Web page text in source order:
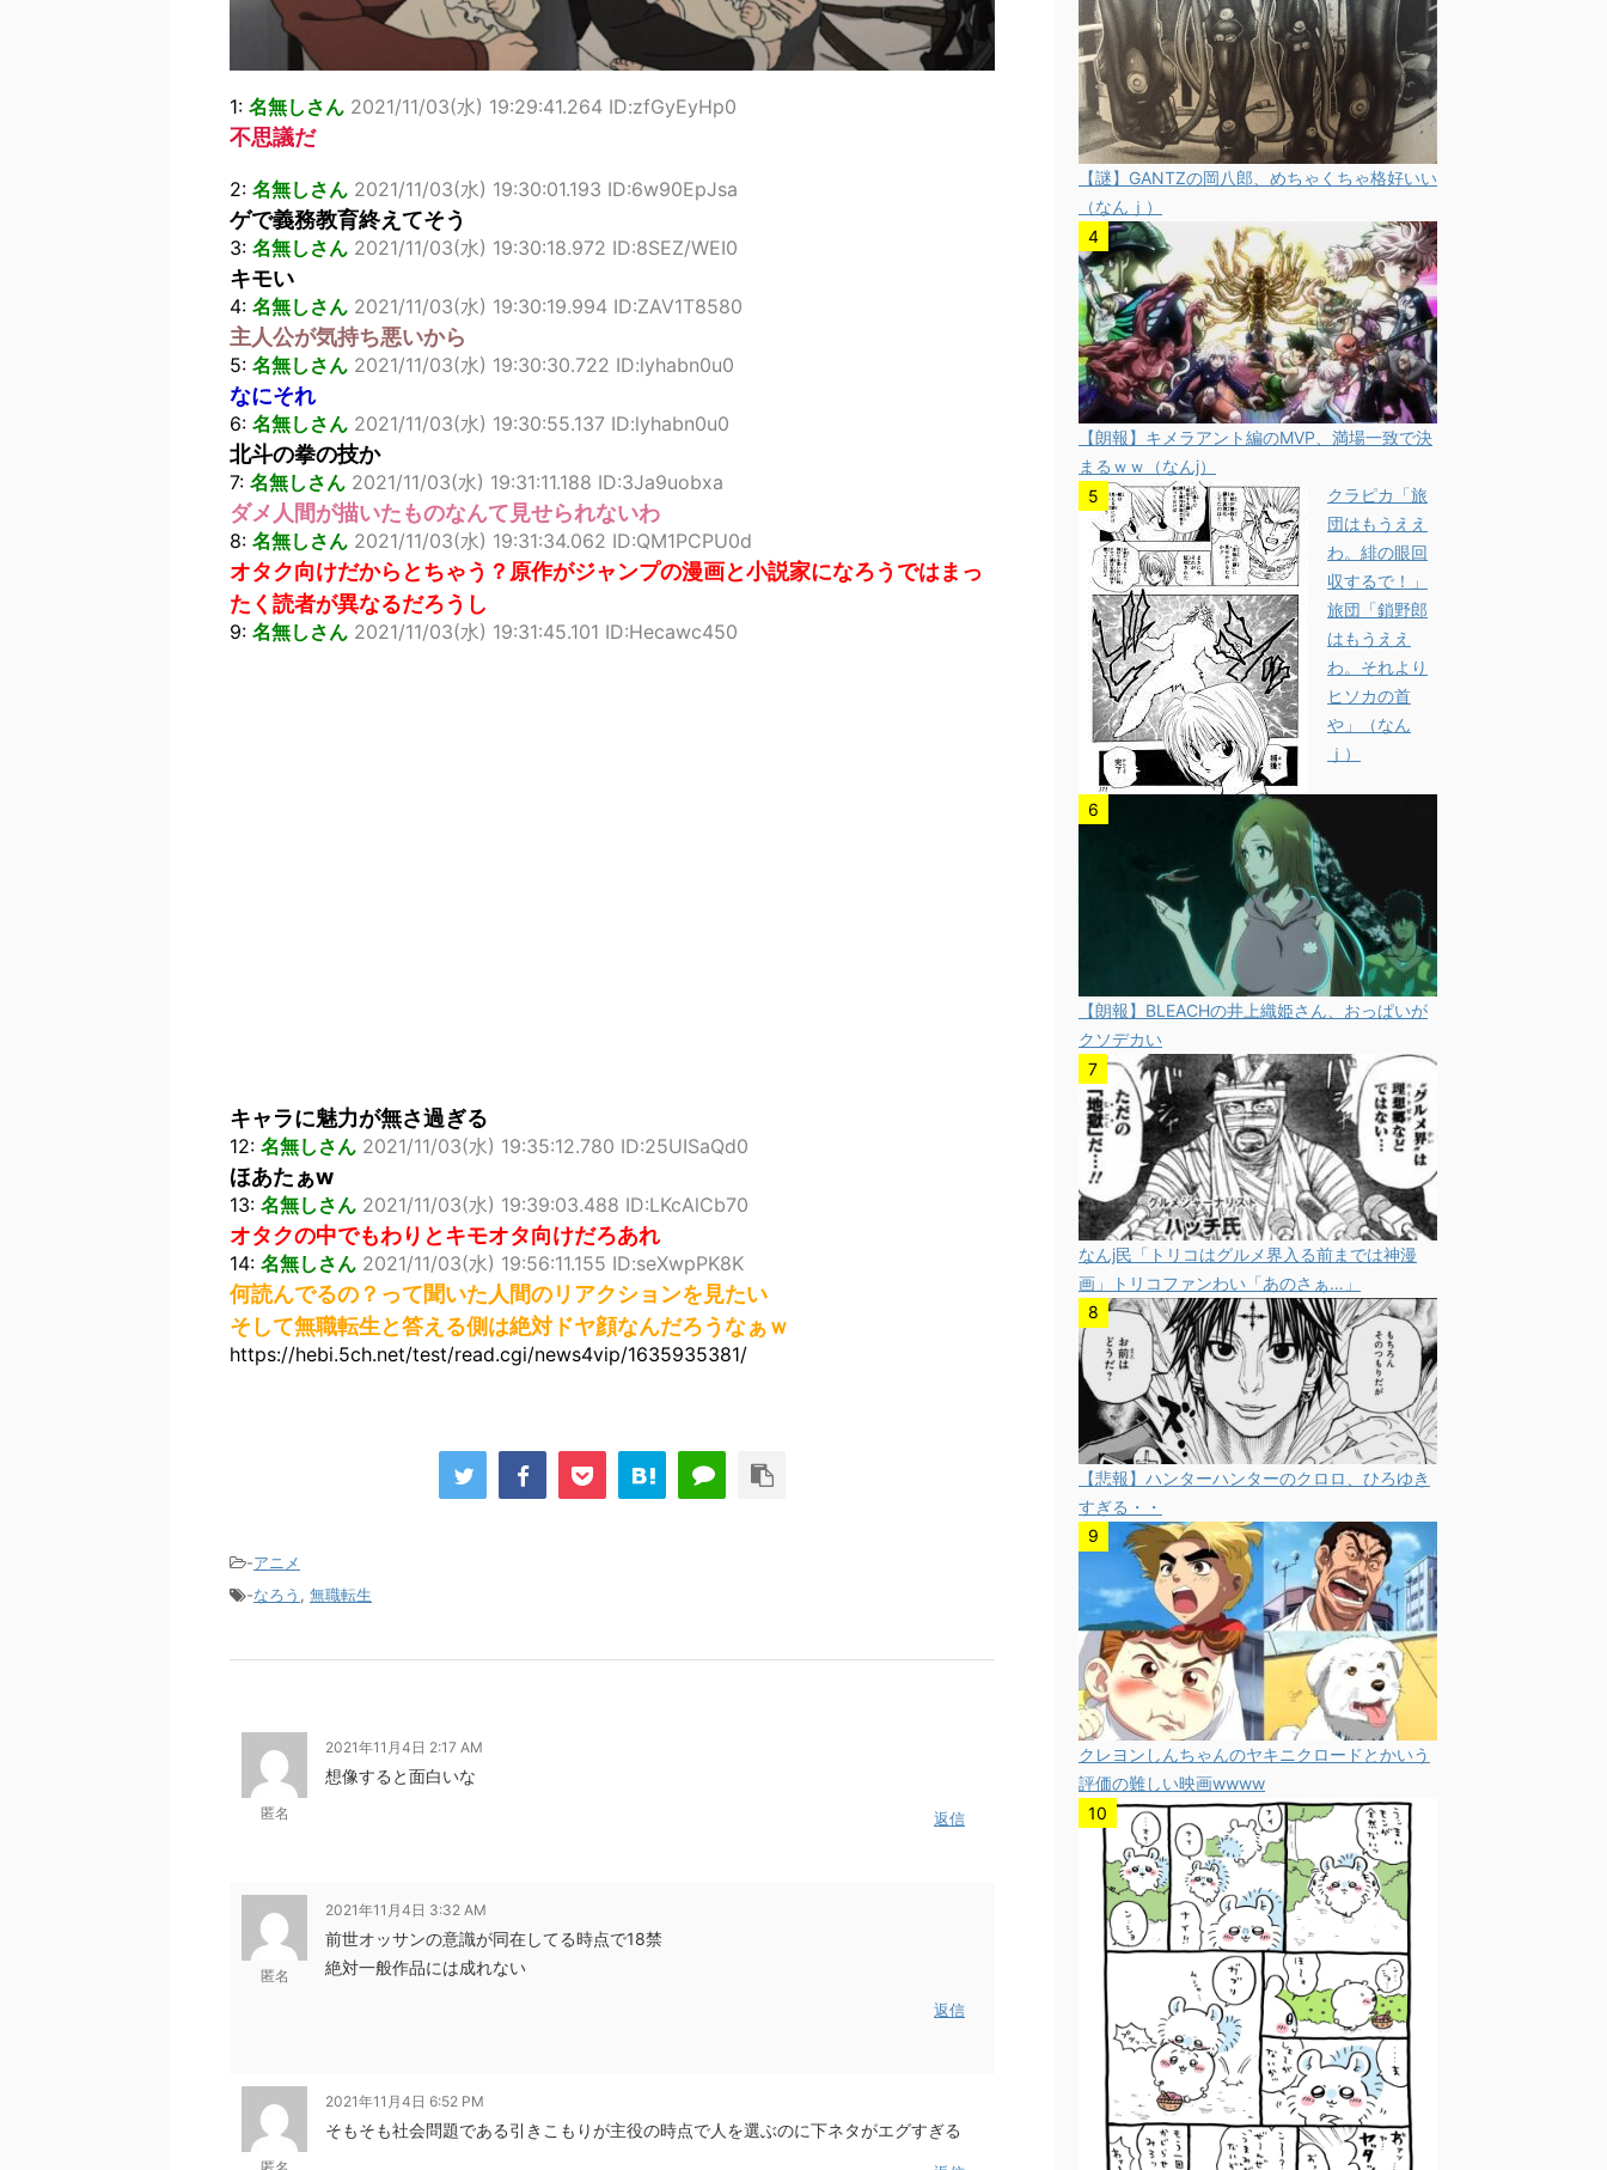
1: 名無しさん 2021/11/03(水) 19:29:41.264 ID:zfGyEyHp0
不思議だ
2: 名無しさん 2021/11/03(水) 19:30:01.193 ID:6w90EpJsa
ゲで義務教育終えてそう
3: 名無しさん 2021/11/03(水) 19:30:18.972 ID:8SEZ/WEI0
キモい
4: 名無しさん 2021/11/03(水) 19:30:19.994 ID:ZAV1T8580
主人公が気持ち悪いから
5: 名無しさん 2021/11/03(水) 19:30:30.722 ID:lyhabn0u0
なにそれ
6: 名無しさん 2021/11/03(水) 19:30:55.137 ID:lyhabn0u0
北斗の拳の技か
7: 名無しさん 2021/11/03(水) 19:31:11.188 ID:3Ja9uobxa
ダメ人間が描いたものなんて見せられないわ
8: 名無しさん 2021/11/03(水) 19:31:34.062 ID:QM1PCPU0d
オタク向けだからとちゃう？原作がジャンプの漫画と小説家になろうではまっ
たく読者が異なるだろうし
9: 名無しさん 2021/11/03(水) 19:31:45.101 ID:Hecawc450
キャラに魅力が無さ過ぎる
12: 名無しさん 2021/11/03(水) 19:35:12.780 ID:25UISaQd0
ほあたぁw
13: 名無しさん 2021/11/03(水) 19:39:03.488 ID:LKcAlCb70
オタクの中でもわりとキモオタ向けだろあれ
14: 名無しさん 2021/11/03(水) 19:56:11.155 ID:seXwpPK8K
何読んでるの？って聞いた人間のリアクションを見たい
そして無職転生と答える側は絶対ドヤ顔なんだろうなぁｗ
https://hebi.5ch.net/test/read.cgi/news4vip/1635935381/
-アニメ
-なろう , 無職転生
匿名
2021年11月4日 2:17 AM
想像すると面白いな
返信
匿名
2021年11月4日 3:32 AM
前世オッサンの意識が同在してる時点で18禁
絶対一般作品には成れない
返信
2021年11月4日 6:52 PM
そもそも社会問題である引きこもりが主役の時点で人を選ぶのに下ネタがエグすぎる
【謎】GANTZの岡八郎、めちゃくちゃ格好いい
（なんｊ）
【朗報】キメラアント編のMVP、満場一致で決
まるｗｗ（なんj）
クラピカ「旅
団はもうええ
わ。緋の眼回
収するで！」
旅団「鎖野郎
はもうええ
わ。それより
ヒソカの首
や」（なん
ｊ）
【朗報】BLEACHの井上織姫さん、おっぱいが
クソデカい
なんj民「トリコはグルメ界入る前までは神漫
画」トリコファンわい「あのさぁ…」
【悲報】ハンターハンターのクロロ、ひろゆき
すぎる・・
クレヨンしんちゃんのヤキニクロードとかいう
評価の難しい映画wwww